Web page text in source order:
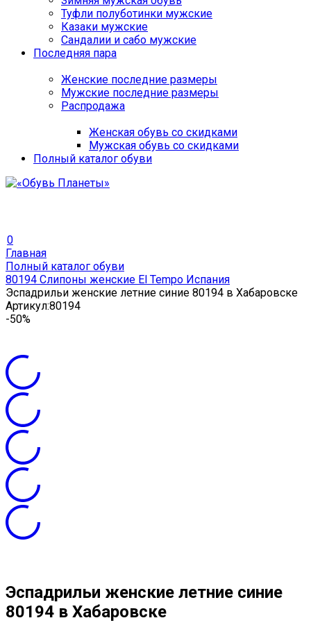
Туфли полуботинки мужские
Казаки мужские
Сандалии и сабо мужские
Последняя пара
Женские последние размеры
Мужские последние размеры
Распродажа
Женская обувь со скидками
Мужская обувь со скидками
Полный каталог обуви
0
Главная
Полный каталог обуви
80194 Слипоны женские El Tempo Испания
Эспадрильи женские летние синие 80194 в Хабаровске
Артикул:80194
-50%
Эспадрильи женские летние синие
80194 в Хабаровске